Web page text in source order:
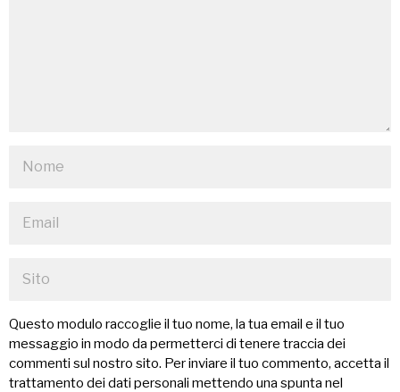
Questo modulo raccoglie il tuo nome, la tua email e il tuo
messaggio in modo da permetterci di tenere traccia dei
commenti sul nostro sito. Per inviare il tuo commento, accetta il
trattamento dei dati personali mettendo una spunta nel